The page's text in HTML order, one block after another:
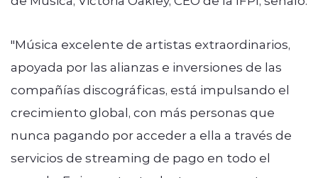
"Música excelente de artistas extraordinarios,
apoyada por las alianzas e inversiones de las
compañías discográficas, está impulsando el
crecimiento global, con más personas que
nunca pagando por acceder a ella a través de
servicios de streaming de pago en todo el